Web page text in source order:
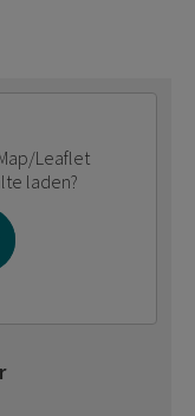
Leaflet
laden?